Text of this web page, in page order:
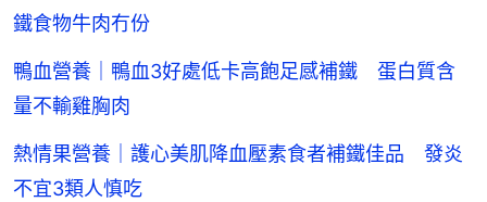
鐵食物牛肉冇份
鴨血營養｜鴨血3好處低卡高飽足感補鐵 蛋白質含
量不輸雞胸肉
熱情果營養｜護心美肌降血壓素食者補鐵佳品 發炎
不宜3類人慎吃